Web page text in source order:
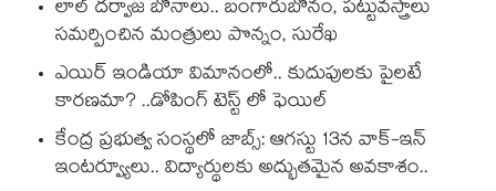
లాల్ దర్వాజ బోనాలు.. బంగారుబోనం, పట్టువస్త్రాలు
సమర్పించిన మంత్రులు పొన్నం, సురేఖ
ఎయిర్ ఇండియా విమానంలో.. కుదుపులకు పైలటే
కారణమా? ..డోపింగ్ టెస్ట్ లో ఫెయిల్
కేంద్ర ప్రభుత్వ సంస్థలో జాబ్స్: ఆగస్టు 13న వాక్-ఇన్
ఇంటర్వ్యూలు.. విద్యార్థులకు అద్భుతమైన అవకాశం..